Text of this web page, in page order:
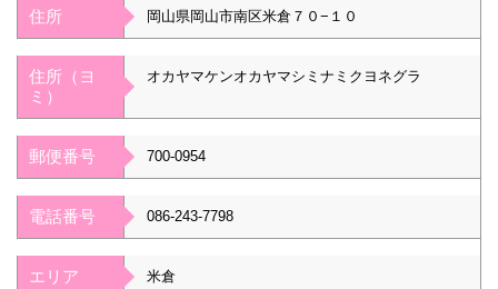
住所 岡山県岡山市南区米倉７０−１０
住所（ヨ
ミ）
オカヤマケンオカヤマシミナミクヨネグラ
郵便番号 700-0954
電話番号 086-243-7798
エリア 米倉